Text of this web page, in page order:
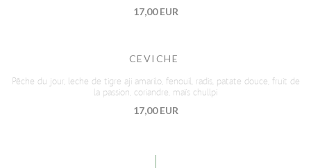
17,00 EUR
CEVICHE
Pêche du jour, leche de tigre aji amarilo, fenouil, radis, patate douce, fruit de
la passion, coriandre, maïs chullpi
17,00 EUR